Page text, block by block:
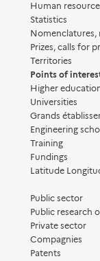
Human
Statistics
Nomenclatures,
Prizes, calls for
Territories
Points of
Higher
Universities
Grands
Engineering
Training
Fundings
Latitude
Public sector
Public research
Private sector
Compagnies
Patents